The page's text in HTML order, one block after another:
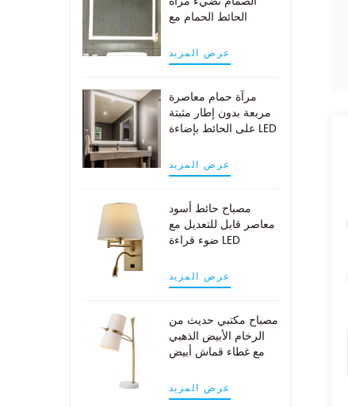
الحائط الحمام مع
عرض المزيد
مرآة حمام معاصرة
مربعة بدون إطار مثبتة
على الحائط بإضاءة LED
عرض المزيد
مصباح حائط أسود
معاصر قابل للتعديل مع
ضوء قراءة LED
عرض المزيد
مصباح مكتبي حديث من
الرخام الأبيض الذهبي
مع غطاء قماش أبيض
عرض المزيد